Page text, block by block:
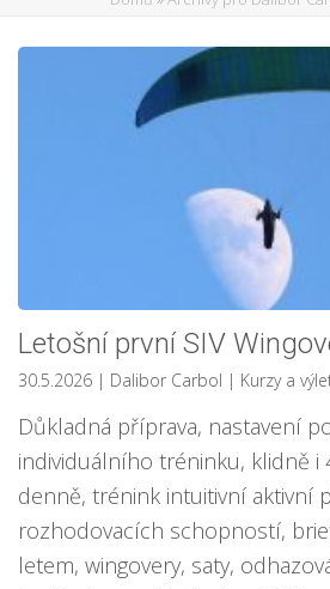
Letošní první SIV
30.5.2026 | Dalibor Carbol | Kurzy a
Důkladná příprava, nastavení
individuálního tréninku, klidně i
denně, trénink intuitivní aktivní
rozhodovacích schopností,
letem, wingovery, saty,